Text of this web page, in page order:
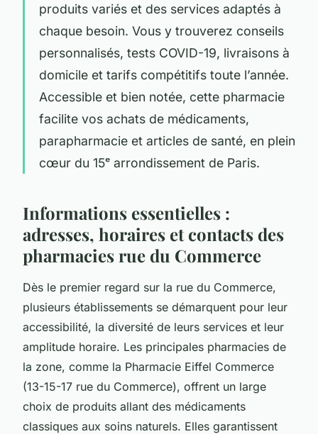
produits variés et des services adaptés à
chaque besoin. Vous y trouverez conseils
personnalisés, tests COVID-19, livraisons à
domicile et tarifs compétitifs toute l’année.
Accessible et bien notée, cette pharmacie
facilite vos achats de médicaments,
parapharmacie et articles de santé, en plein
cœur du 15ᵉ arrondissement de Paris.
Informations essentielles :
adresses, horaires et contacts des
pharmacies rue du Commerce
Dès le premier regard sur la rue du Commerce,
plusieurs établissements se démarquent pour leur
accessibilité, la diversité de leurs services et leur
amplitude horaire. Les principales pharmacies de
la zone, comme la Pharmacie Eiffel Commerce
(13-15-17 rue du Commerce), offrent un large
choix de produits allant des médicaments
classiques aux soins naturels. Elles garantissent